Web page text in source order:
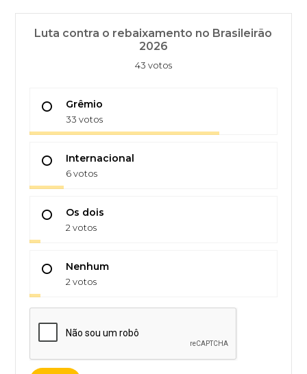
Luta contra o rebaixamento no Brasileirão
2026
43 votos
Grêmio
33 votos
Internacional
6 votos
Os dois
2 votos
Nenhum
2 votos